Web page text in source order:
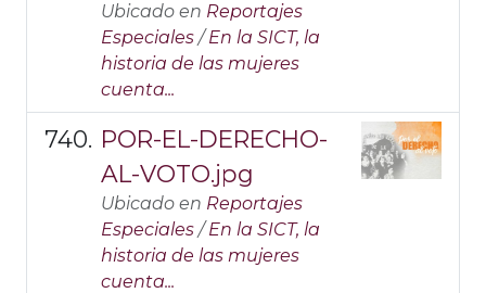
Ubicado en Reportajes
Especiales /En la SICT, la
historia de las mujeres
cuenta...
POR-EL-DERECHO-
AL-VOTO.jpg
Ubicado en Reportajes
Especiales /En la SICT, la
historia de las mujeres
cuenta...